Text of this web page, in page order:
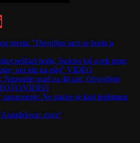
mesta: "Dovoljno sam se borio u
peščari bolja; Stolovi još uvek gore;
oni idu ka njoj" VIDEO
grad na 48 sati; Objavljeni
VIDEO
Ne nazire se kraj toplotnog
zove"